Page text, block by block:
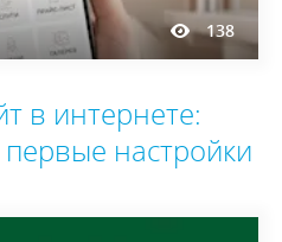
138
в интернете:
настройки